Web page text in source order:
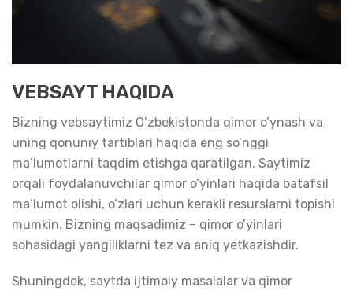
VEBSAYT HAQIDA
Bizning vebsaytimiz O’zbekistonda qimor o’ynash va
uning qonuniy tartiblari haqida eng so’nggi
ma’lumotlarni taqdim etishga qaratilgan. Saytimiz
orqali foydalanuvchilar qimor o’yinlari haqida batafsil
ma’lumot olishi, o’zlari uchun kerakli resurslarni topishi
mumkin. Bizning maqsadimiz – qimor o’yinlari
sohasidagi yangiliklarni tez va aniq yetkazishdir.
Shuningdek, saytda ijtimoiy masalalar va qimor